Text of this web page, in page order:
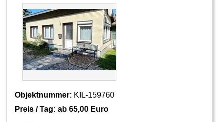
Objektnummer: KIL-159760
Preis / Tag: ab 65,00 Euro